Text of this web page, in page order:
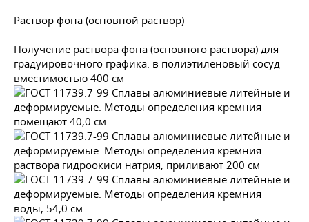
Раствор фона (основной раствор)
Получение раствора фона (основного раствора) для
градуировочного графика: в полиэтиленовый сосуд
вместимостью 400 см
помещают 40,0 см
раствора гидроокиси натрия, приливают 200 см
воды, 54,0 см